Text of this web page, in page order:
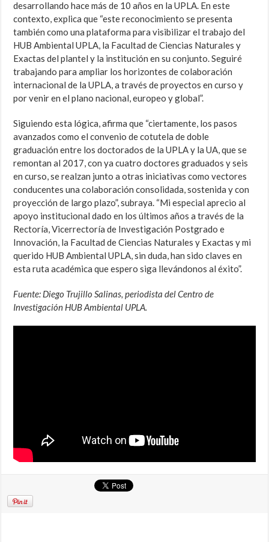
desarrollando hace más de 10 años en la UPLA. En este
contexto, explica que “este reconocimiento se presenta
también como una plataforma para visibilizar el trabajo del
HUB Ambiental UPLA, la Facultad de Ciencias Naturales y
Exactas del plantel y la institución en su conjunto. Seguiré
trabajando para ampliar los horizontes de colaboración
internacional de la UPLA, a través de proyectos en curso y
por venir en el plano nacional, europeo y global”.
Siguiendo esta lógica, afirma que “ciertamente, los pasos
avanzados como el convenio de cotutela de doble
graduación entre los doctorados de la UPLA y la UA, que se
remontan al 2017, con ya cuatro doctores graduados y seis
en curso, se realzan junto a otras iniciativas como vectores
conducentes una colaboración consolidada, sostenida y con
proyección de largo plazo”, subraya. “Mi especial aprecio al
apoyo institucional dado en los últimos años a través de la
Rectoría, Vicerrectoría de Investigación Postgrado e
Innovación, la Facultad de Ciencias Naturales y Exactas y mi
querido HUB Ambiental UPLA, sin duda, han sido claves en
esta ruta académica que espero siga llevándonos al éxito”.
Fuente: Diego Trujillo Salinas, periodista del Centro de
Investigación HUB Ambiental UPLA.